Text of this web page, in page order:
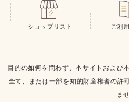
ショップリスト ご利
目的の如何を問わず、本サイトおよび
全て、または一部を知的財産権者の許
ま